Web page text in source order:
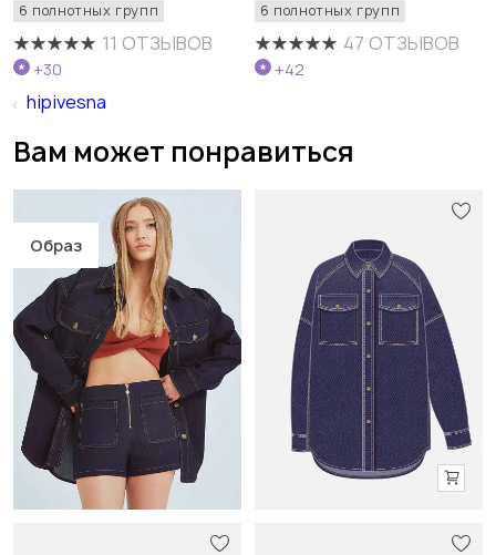
6 полнотных групп
11 ОТЗЫВОВ
+30
6 полнотных групп
47 ОТЗЫВОВ
+42
hipivesna
Вам может понравиться
Образ